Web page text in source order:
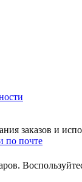
заказов и
по почте